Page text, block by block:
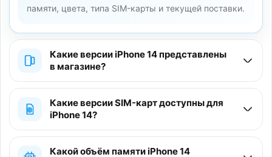
памяти, цвета, типа SIM-карты и текущей поставки.
Какие версии iPhone 14 представлены
в магазине?
Какие версии SIM-карт доступны для
iPhone 14?
Какой объём памяти iPhone 14